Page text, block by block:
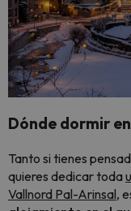
Dónde dormir
Tanto si tienes
quieres dedicar toda
Vallnord Pal-Arinsal,